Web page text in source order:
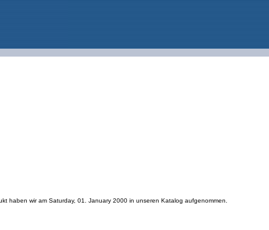
haben wir am Saturday, 01. January 2000 in unseren Katalog aufgenommen.